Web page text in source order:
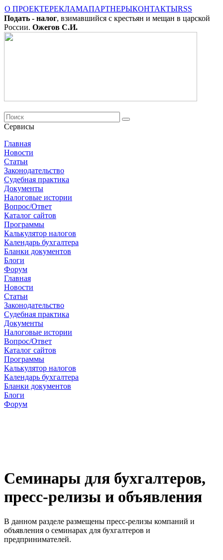
О ПРОЕКТЕРЕКЛАМАПАРТНЕРЫКОНТАКТЫRSS
Подать - налог, взимавшийся с крестьян и мещан в царской
России. Ожегов С.И.
Сервисы
Главная
Новости
Cтатьи
Законодательство
Судебная практика
Документы
Налоговые истории
Вопрос/Ответ
Каталог сайтов
Программы
Калькулятор налогов
Календарь бухгалтера
Бланки документов
Блоги
Форум
Главная
Новости
Cтатьи
Законодательство
Судебная практика
Документы
Налоговые истории
Вопрос/Ответ
Каталог сайтов
Программы
Калькулятор налогов
Календарь бухгалтера
Бланки документов
Блоги
Форум
Семинары для бухгалтеров,
пресс-релизы и объявления
В данном разделе размещены пресс-релизы компаний и
объявления о семинарах для бухгалтеров и
предпринимателей.